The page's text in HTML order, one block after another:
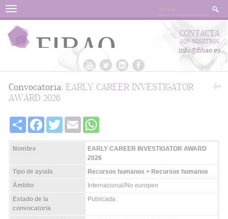
Menu
CONTACTA
CON NOSOTROS
info@fibao.es
Convocatoria: EARLY CAREER INVESTIGATOR
AWARD 2026
Share FacebookTwitter Email
Nombre
EARLY CAREER INVESTIGATOR AWARD
2026
Tipo de ayuda
Recursos humanos > Recursos humanos
Ámbito
Internacional/No europeo
Estado de la
convocatoria
Publicada